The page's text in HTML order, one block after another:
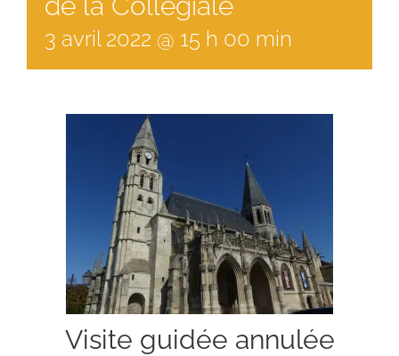
3 avril 2022 @ 15 h 00 min
Visite guidée annulée